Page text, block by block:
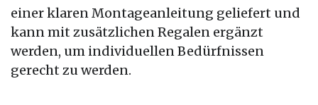
einer klaren Montageanleitung geliefert und
kann mit zusätzlichen Regalen ergänzt
werden, um individuellen Bedürfnissen
gerecht zu werden.